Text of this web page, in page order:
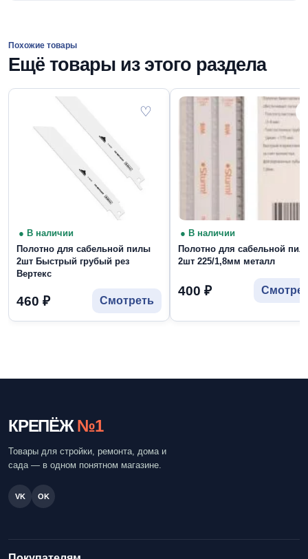
Похожие товары
Ещё товары из этого раздела
♡
● В наличии
Полотно для сабельной пилы
2шт Быстрый грубый рез
Вертекс
460 ₽ Смотреть
● В наличии
Полотно для сабельной
2шт 225/1,8мм металл
400 ₽
КРЕПЁЖ №1
Товары для стройки, ремонта, дома и
сада — в одном понятном магазине.
VK OK